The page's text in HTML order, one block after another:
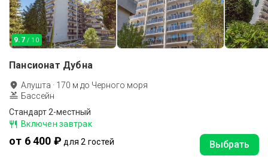
9.7 / 10
Пансионат Дубна
Алушта · 170 м до Черного моря
Бассейн
Стандарт 2-местный
Включен завтрак
от 6 400 ₽ для 2 гостей Выбрать